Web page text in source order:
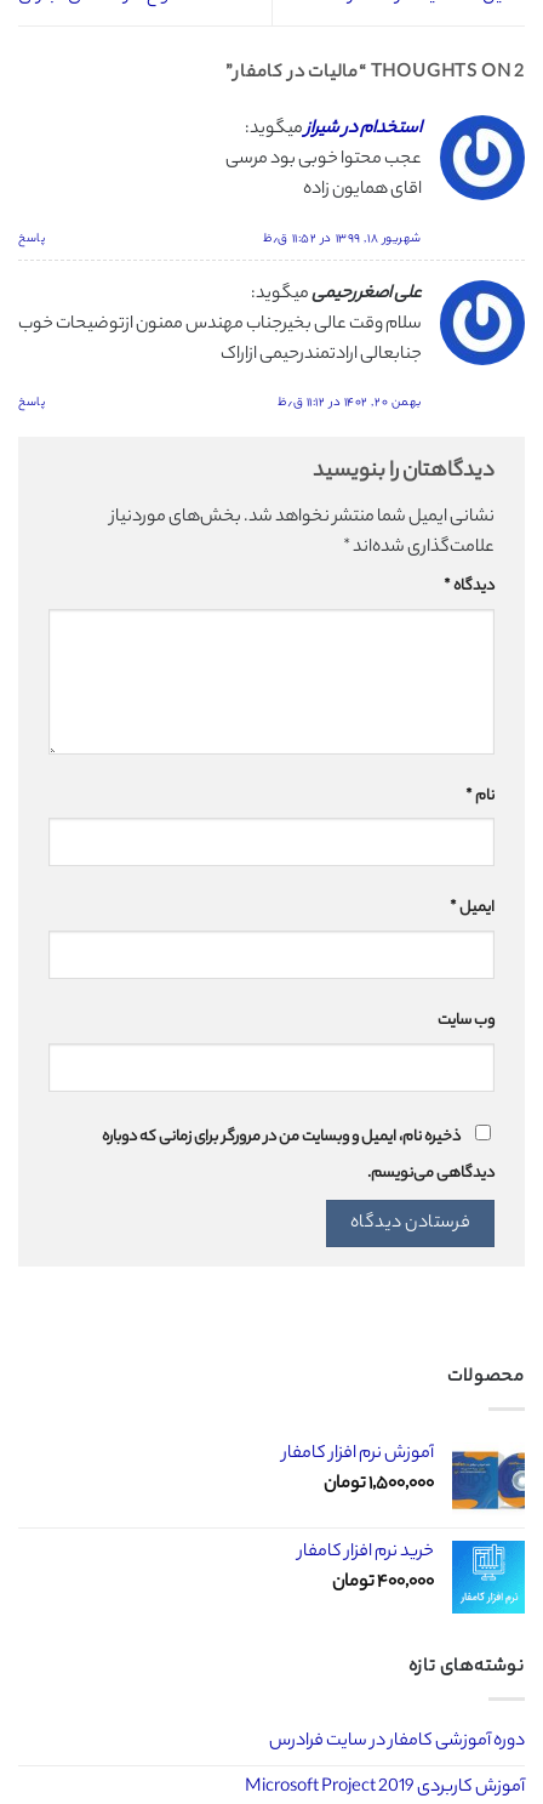
2 THOUGHTS ON “ مالیات در کامفار”
استخدام در شیرازمیگوید:
عجب محتوا خوبی بود مرسی
اقای همایون زاده
شهریور ۱۸, ۱۳۹۹ در ۱۱:۵۲ ق٫ظ پاسخ
علی اصغررحیمیمیگوید:
سلام وقت عالی بخیرجناب مهندس ممنون ازتوضیحات خوب
جنابعالی ارادتمندرحیمی ازاراک
بهمن ۲۰, ۱۴۰۲ در ۱۱:۱۲ ق٫ظ پاسخ
دیدگاهتان را بنویسید
نشانی ایمیل شما منتشر نخواهد شد.بخش‌های موردنیاز
علامت‌گذاری شده‌اند*
دیدگاه*
نام*
ایمیل*
وب‌ سایت
ذخیره نام، ایمیل و وبسایت من در مرورگر برای زمانی که دوباره
دیدگاهی می‌نویسم.
محصولات
آموزش نرم افزار کامفار
۱,۵۰۰,۰۰۰تومان
خرید نرم افزار کامفار
۴۰۰,۰۰۰تومان
نوشته‌های تازه
دوره آموزشی کامفار در سایت فرادرس
آموزش کاربردی Microsoft Project 2019